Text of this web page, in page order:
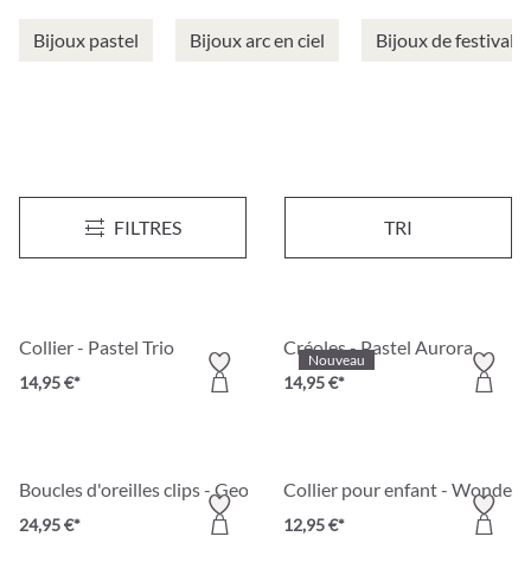
Bijoux pastel Bijoux arc en ciel Bijoux de festival
FILTRES TRI
Bracelet - Rainbow Hematite Bracelet - Glam Around
Collier - Pastel Trio
14,95 €*
Nouveau
Créoles - Pastel Aurora
14,95 €*
Boucles d'oreilles clips - Geometric Vintage
24,95 €*
Collier pour enfant -
12,95 €*